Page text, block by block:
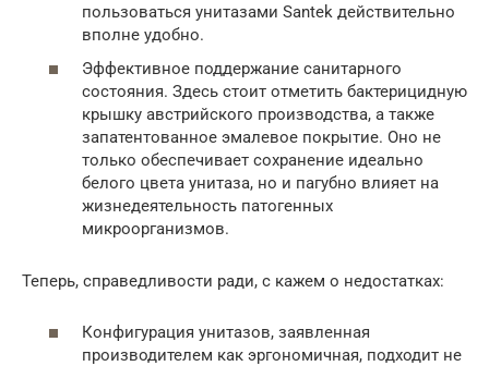
пользоваться унитазами Santek действительно
вполне удобно.
Эффективное поддержание санитарного
состояния. Здесь стоит отметить бактерицидную
крышку австрийского производства, а также
запатентованное эмалевое покрытие. Оно не
только обеспечивает сохранение идеально
белого цвета унитаза, но и пагубно влияет на
жизнедеятельность патогенных
микроорганизмов.
Теперь, справедливости ради, с кажем о недостатках:
Конфигурация унитазов, заявленная
производителем как эргономичная, подходит не